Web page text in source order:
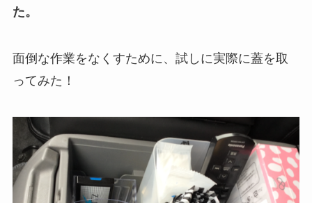
た。
面倒な作業をなくすために、試しに実際に蓋を取
ってみた！